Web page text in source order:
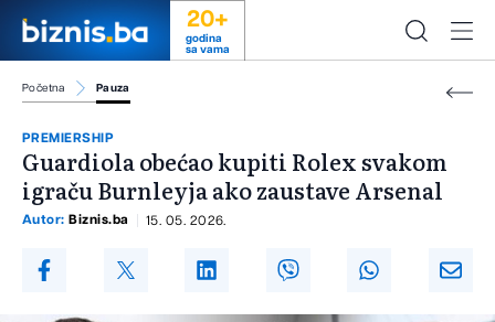
20+
godina
sa vama
Početna Pauza
PREMIERSHIP
Guardiola obećao kupiti Rolex svakom
igraču Burnleyja ako zaustave Arsenal
Autor: Biznis.ba 15. 05. 2026.